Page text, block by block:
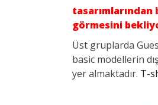
görmesini
Üst gruplarda
basic modellerin
yer almaktadır. T-